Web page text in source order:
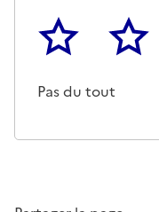
1
Pas du tout
2